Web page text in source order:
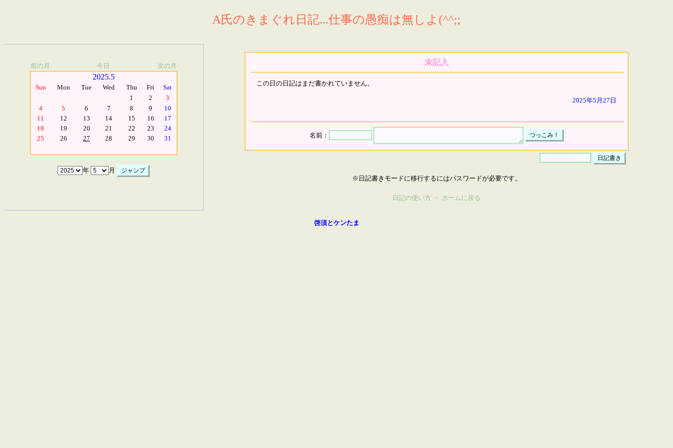
A氏のきまぐれ日記...仕事の愚痴は無しよ(^^;;
前の月 今日 次の月
2025.5
Sun Mon Tue Wed Thu Fri
Sat
1
2
3
4
5 6 7 8 9
10
11
12 13 14 15 16
17
18
19 20 21 22 23
24
25
26 27 28 29 30 31
年 月
未記入
この日の日記はまだ書かれていません。
2025年5月27日
名前：
※日記書きモードに移行するにはパスワードが必要です。
日記の使い方 ・ ホームに戻る
啓須とケンたま